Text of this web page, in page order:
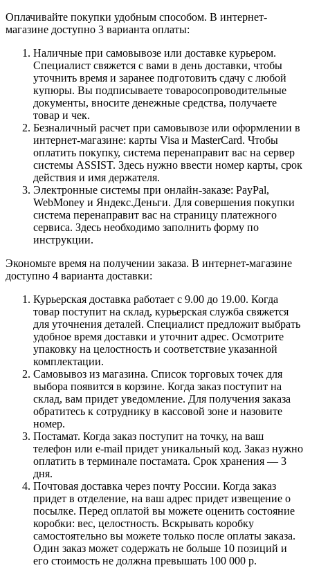
Оплачивайте покупки удобным способом. В интернет-
магазине доступно 3 варианта оплаты:
Наличные при самовывозе или доставке курьером.
Специалист свяжется с вами в день доставки, чтобы
уточнить время и заранее подготовить сдачу с любой
купюры. Вы подписываете товаросопроводительные
документы, вносите денежные средства, получаете
товар и чек.
Безналичный расчет при самовывозе или оформлении в
интернет-магазине: карты Visa и MasterCard. Чтобы
оплатить покупку, система перенаправит вас на сервер
системы ASSIST. Здесь нужно ввести номер карты, срок
действия и имя держателя.
Электронные системы при онлайн-заказе: PayPal,
WebMoney и Яндекс.Деньги. Для совершения покупки
система перенаправит вас на страницу платежного
сервиса. Здесь необходимо заполнить форму по
инструкции.
Экономьте время на получении заказа. В интернет-магазине
доступно 4 варианта доставки:
Курьерская доставка работает с 9.00 до 19.00. Когда
товар поступит на склад, курьерская служба свяжется
для уточнения деталей. Специалист предложит выбрать
удобное время доставки и уточнит адрес. Осмотрите
упаковку на целостность и соответствие указанной
комплектации.
Самовывоз из магазина. Список торговых точек для
выбора появится в корзине. Когда заказ поступит на
склад, вам придет уведомление. Для получения заказа
обратитесь к сотруднику в кассовой зоне и назовите
номер.
Постамат. Когда заказ поступит на точку, на ваш
телефон или e-mail придет уникальный код. Заказ нужно
оплатить в терминале постамата. Срок хранения — 3
дня.
Почтовая доставка через почту России. Когда заказ
придет в отделение, на ваш адрес придет извещение о
посылке. Перед оплатой вы можете оценить состояние
коробки: вес, целостность. Вскрывать коробку
самостоятельно вы можете только после оплаты заказа.
Один заказ может содержать не больше 10 позиций и
его стоимость не должна превышать 100 000 р.